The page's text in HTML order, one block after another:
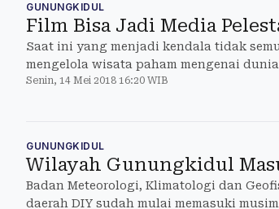
GUNUNGKIDUL
Film Bisa Jadi Media
Saat ini yang menjadi kendala tidak
mengelola wisata paham mengenai
Senin, 14 Mei 2018 16:20 WIB
GUNUNGKIDUL
Wilayah Gunungkidul
Badan Meteorologi, Klimatologi dan
daerah DIY sudah mulai memasuki